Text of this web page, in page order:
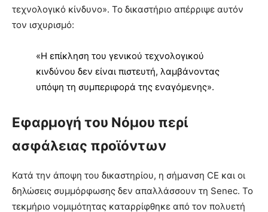
τεχνολογικό κίνδυνο». Το δικαστήριο απέρριψε αυτόν
τον ισχυρισμό:
«Η επίκληση του γενικού τεχνολογικού
κινδύνου δεν είναι πιστευτή, λαμβάνοντας
υπόψη τη συμπεριφορά της εναγόμενης».
Εφαρμογή του Νόμου περί
ασφάλειας προϊόντων
Κατά την άποψη του δικαστηρίου, η σήμανση CE και οι
δηλώσεις συμμόρφωσης δεν απαλλάσσουν τη Senec. Το
τεκμήριο νομιμότητας καταρρίφθηκε από τον πολυετή